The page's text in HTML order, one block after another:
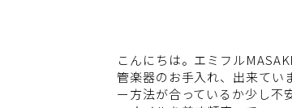
こんにちは。エミフル
管楽器のお手入れ、出来てい
ー方法が合っているか少し不